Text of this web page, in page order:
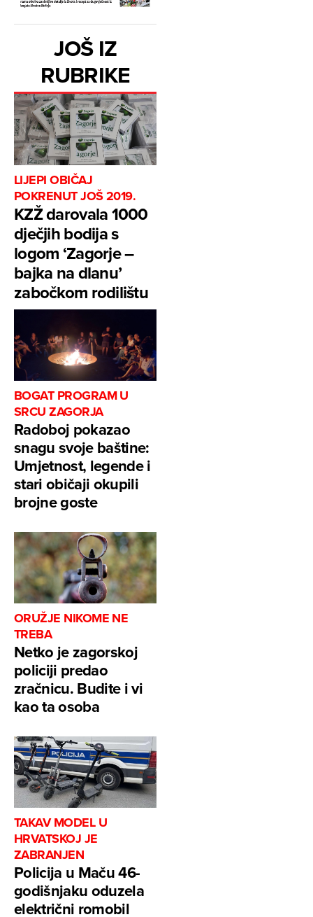
JOŠ IZ
RUBRIKE
LIJEPI OBIČAJ
POKRENUT JOŠ 2019.
KZŽ darovala 1000
dječjih bodija s
logom ‘Zagorje –
bajka na dlanu’
zabočkom rodilištu
BOGAT PROGRAM U
SRCU ZAGORJA
Radoboj pokazao
snagu svoje baštine:
Umjetnost, legende i
stari običaji okupili
brojne goste
ORUŽJE NIKOME NE
TREBA
Netko je zagorskoj
policiji predao
zračnicu. Budite i vi
kao ta osoba
TAKAV MODEL U
HRVATSKOJ JE
ZABRANJEN
Policija u Maču 46-
godišnjaku oduzela
električni romobil